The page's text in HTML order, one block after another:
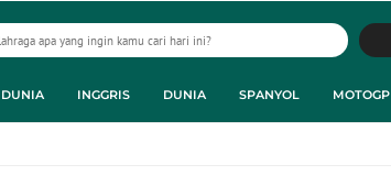
INGGRIS DUNIA SPANYOL MOTOGP